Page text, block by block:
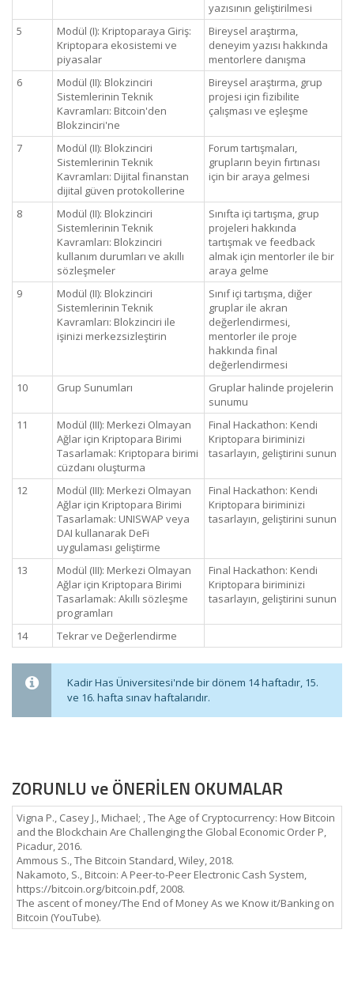
yazısının geliştirilmesi
5
Modül (I): Kriptoparaya Giriş:
Kriptopara ekosistemi ve
piyasalar
Bireysel araştırma,
deneyim yazısı hakkında
mentorlere danışma
6
Modül (II): Blokzinciri
Sistemlerinin Teknik
Kavramları: Bitcoin'den
Blokzinciri'ne
Bireysel araştırma, grup
projesi için fizibilite
çalışması ve eşleşme
7
Modül (II): Blokzinciri
Sistemlerinin Teknik
Kavramları: Dijital finanstan
dijital güven protokollerine
Forum tartışmaları,
grupların beyin fırtınası
için bir araya gelmesi
8
Modül (II): Blokzinciri
Sistemlerinin Teknik
Kavramları: Blokzinciri
kullanım durumları ve akıllı
sözleşmeler
Sınıfta içi tartışma, grup
projeleri hakkında
tartışmak ve feedback
almak için mentorler ile bir
araya gelme
9
Modül (II): Blokzinciri
Sistemlerinin Teknik
Kavramları: Blokzinciri ile
işinizi merkezsizleştirin
Sınıf içi tartışma, diğer
gruplar ile akran
değerlendirmesi,
mentorler ile proje
hakkında final
değerlendirmesi
10
Grup Sunumları
Gruplar halinde projelerin
sunumu
11
Modül (III): Merkezi Olmayan
Ağlar için Kriptopara Birimi
Tasarlamak: Kriptopara birimi
cüzdanı oluşturma
Final Hackathon: Kendi
Kriptopara biriminizi
tasarlayın, geliştirini sunun
12
Modül (III): Merkezi Olmayan
Ağlar için Kriptopara Birimi
Tasarlamak: UNISWAP veya
DAI kullanarak DeFi
uygulaması geliştirme
Final Hackathon: Kendi
Kriptopara biriminizi
tasarlayın, geliştirini sunun
13
Modül (III): Merkezi Olmayan
Ağlar için Kriptopara Birimi
Tasarlamak: Akıllı sözleşme
programları
Final Hackathon: Kendi
Kriptopara biriminizi
tasarlayın, geliştirini sunun
14 Tekrar ve Değerlendirme
Kadir Has Üniversitesi'nde bir dönem 14 haftadır, 15.
ve 16. hafta sınav haftalarıdır.
ZORUNLU ve ÖNERİLEN OKUMALAR
Vigna P., Casey J., Michael; , The Age of Cryptocurrency: How Bitcoin
and the Blockchain Are Challenging the Global Economic Order P,
Picadur, 2016.
Ammous S., The Bitcoin Standard, Wiley, 2018.
Nakamoto, S., Bitcoin: A Peer-to-Peer Electronic Cash System,
https://bitcoin.org/bitcoin.pdf, 2008.
The ascent of money/The End of Money As we Know it/Banking on
Bitcoin (YouTube).